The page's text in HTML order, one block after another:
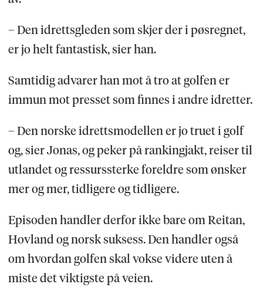
– Den idrettsgleden som skjer der i pøsregnet,
er jo helt fantastisk, sier han.
Samtidig advarer han mot å tro at golfen er
immun mot presset som finnes i andre idretter.
– Den norske idrettsmodellen er jo truet i golf
og, sier Jonas, og peker på rankingjakt, reiser til
utlandet og ressurssterke foreldre som ønsker
mer og mer, tidligere og tidligere.
Episoden handler derfor ikke bare om Reitan,
Hovland og norsk suksess. Den handler også
om hvordan golfen skal vokse videre uten å
miste det viktigste på veien.